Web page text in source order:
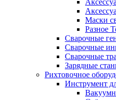
Маски
Разное
Сварочные
Сварочные
Сварочные
Зарядные
Рихтовочное
Инструмент